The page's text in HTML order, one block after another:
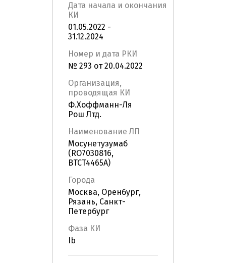
Дата начала и окончания
КИ
01.05.2022 -
31.12.2024
Номер и дата РКИ
№ 293 от 20.04.2022
Организация,
проводящая КИ
Ф.Хоффманн-Ля
Рош Лтд.
Наименование ЛП
Мосунетузумаб
(RO7030816,
BTCT4465A)
Города
Москва, Оренбург,
Рязань, Санкт-
Петербург
Фаза КИ
Ib